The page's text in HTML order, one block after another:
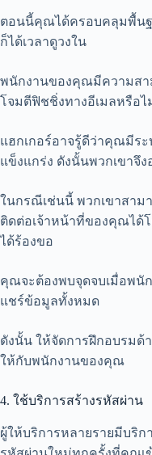
ตอนนี้คุณได้ครอบคลุมพื้นฐ
ก็ได้เวลาดูวงใน
พนักงานของคุณมีความสา
โจมตีฟิชชิ่งทางอีเมลหรือไ
แฮกเกอร์อาจรู้ดีว่าคุณมีร
แข็งแกร่ง ดังนั้นพวกเขาจึ
ในกรณีเช่นนี้ พวกเขาสา
ติดต่อเจ้าหน้าที่ของคุณได้
ได้ร้องขอ
คุณจะต้องพบจุดจบเมื่อพนั
แชร์ข้อมูลทั้งหมด
ดังนั้น ให้จัดการฝึกอบรมด้
ให้กับพนักงานของคุณ
4. ใช้บริการสร้างรหัสผ่าน
ผู้ให้บริการหลายรายมีบริก